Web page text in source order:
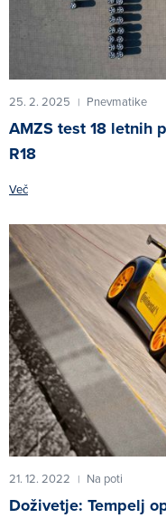
25. 2. 2025 | Pnevmatike
AMZS test 18 letnih
R18
Več
21. 12. 2022 | Na poti
Doživetje: Tempelj